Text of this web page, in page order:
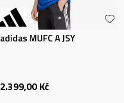
adidas MUFC A JSY
2.399,00 Kč